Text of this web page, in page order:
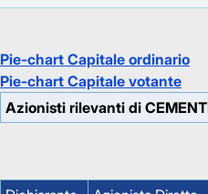
Pie-chart Capitale ordinario
Pie-chart Capitale votante
Azionisti rilevanti di